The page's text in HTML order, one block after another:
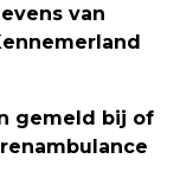
van
gemeld bij of